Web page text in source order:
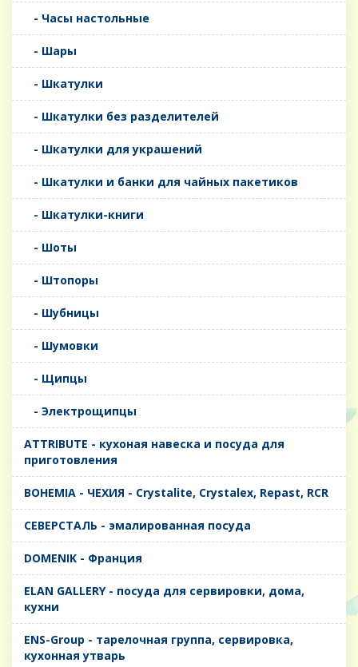
- Часы настольные
- Шары
- Шкатулки
- Шкатулки без разделителей
- Шкатулки для украшений
- Шкатулки и банки для чайных пакетиков
- Шкатулки-книги
- Шоты
- Штопоры
- Шубницы
- Шумовки
- Щипцы
- Электрощипцы
ATTRIBUTE - кухоная навеска и посуда для
приготовления
BOHEMIA - ЧЕХИЯ - Crystalite, Crystalex, Repast, RCR
CЕВЕРСТАЛЬ - эмалированная посуда
DOMENIK - Франция
ELAN GALLERY - посуда для сервировки, дома,
кухни
ENS-Group - тарелочная группа, сервировка,
кухонная утварь